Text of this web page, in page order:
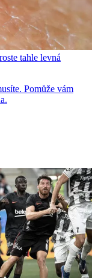
tahle levná
Pomůže vám